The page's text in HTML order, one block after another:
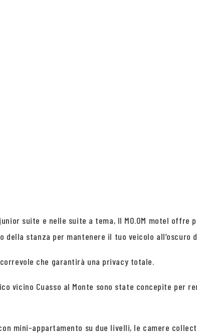
suite e nelle suite a tema, Il MO.OM motel
della stanza per mantenere il tuo veicolo all’oscuro
che garantirà una privacy totale.
vicino Cuasso al Monte sono state concepite per
mini-appartamento su due livelli, le camere